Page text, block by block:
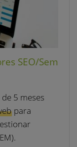
SEO/Sem
5 meses
para